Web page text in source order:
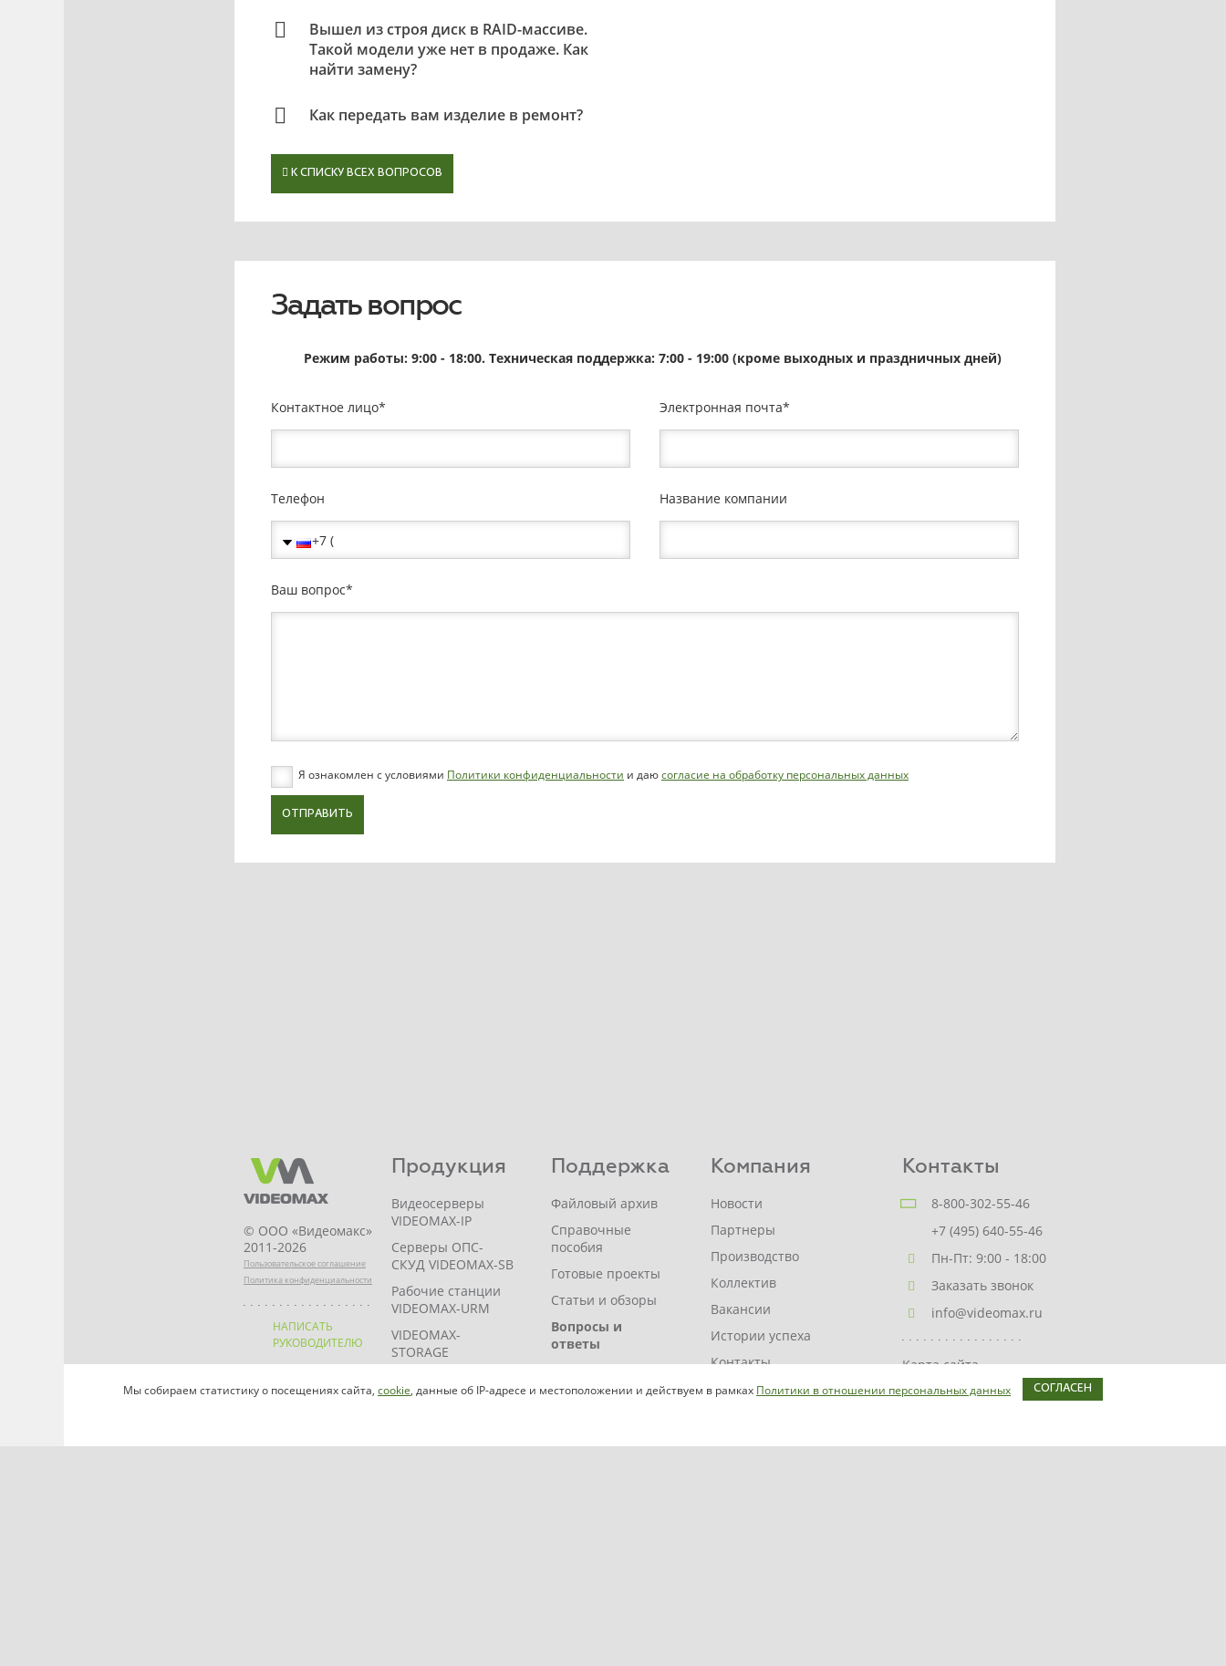
Вышел из строя диск в RAID-массиве.
Такой модели уже нет в продаже. Как
найти замену?
Как передать вам изделие в ремонт?
К СПИСКУ ВСЕХ ВОПРОСОВ
Задать вопрос
Режим работы: 9:00 - 18:00. Техническая поддержка: 7:00 - 19:00 (кроме выходных и праздничных дней)
Контактное лицо Электронная почта
Телефон Название компании
Ваш вопрос
Я ознакомлен с условиями Политики конфиденциальности и даюсогласие на обработку персональных данных
ОТПРАВИТЬ
© ООО «Видеомакс»
2011-2026
Пользовательское соглашение
Политика конфиденциальности
НАПИСАТЬ
РУКОВОДИТЕЛЮ
Контакты
8-800-302-55-46
+7 (495) 640-55-46
Пн-Пт: 9:00 - 18:00
Заказать звонок
info@videomax.ru
Карта сайта
Продукция
Видеосерверы
VIDEOMAX-IP
Серверы ОПС-
СКУД VIDEOMAX-SB
Рабочие станции
VIDEOMAX-URM
VIDEOMAX-
STORAGE
Поддержка
Файловый архив
Справочные
пособия
Готовые проекты
Статьи и обзоры
Вопросы и
ответы
Помощь
проектировщику
Компания
Новости
Партнеры
Производство
Коллектив
Вакансии
Истории успеха
Контакты
Где купить?
Мы собираем статистику о посещениях сайта, cookie, данные об IP-адресе и местоположении и действуем в рамках Политики в отношении персональных данных СОГЛАСЕН